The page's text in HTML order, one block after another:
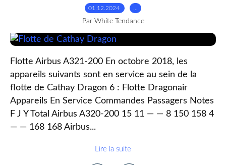
01.12.2024
Par White Tendance
Flotte Airbus A321-200 En octobre 2018, les
appareils suivants sont en service au sein de la
flotte de Cathay Dragon 6 : Flotte Dragonair
Appareils En Service Commandes Passagers Notes
F J Y Total Airbus A320-200 15 11 — — 8 150 158 4
— — 168 168 Airbus...
Lire la suite